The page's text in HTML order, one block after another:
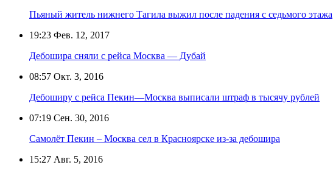
Пьяный житель нижнего Тагила выжил после падения с седьмого этажа
19:23 Фев. 12, 2017
Дебошира сняли с рейса Москва — Дубай
08:57 Окт. 3, 2016
Дебоширу с рейса Пекин—Москва выписали штраф в тысячу рублей
07:19 Сен. 30, 2016
Самолёт Пекин – Москва сел в Красноярске из-за дебошира
15:27 Авг. 5, 2016